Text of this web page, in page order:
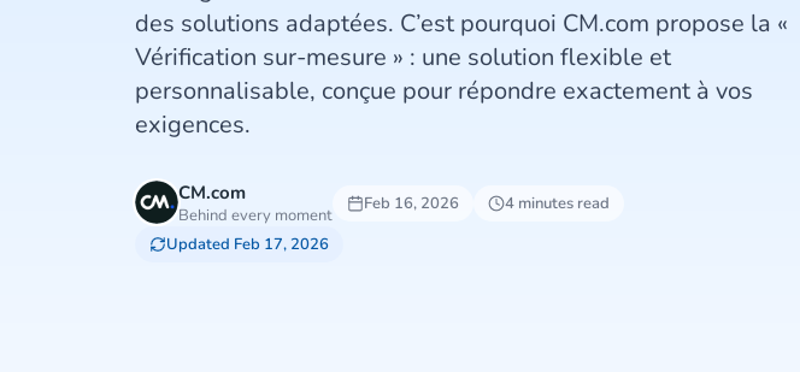
des solutions adaptées. C’est pourquoi CM.com propose la «
Vérification sur-mesure » : une solution flexible et
personnalisable, conçue pour répondre exactement à vos
exigences.
CM.com
Behind every moment
Feb 16, 2026
4 minutes read
Updated Feb 17, 2026